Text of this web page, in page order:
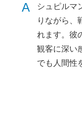
A
シュピルマ
りながら、
れます。彼
観客に深い
でも人間性